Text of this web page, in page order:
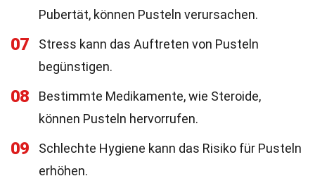
Pubertät, können Pusteln verursachen.
07
Stress kann das Auftreten von Pusteln
begünstigen.
08
Bestimmte Medikamente, wie Steroide,
können Pusteln hervorrufen.
09
Schlechte Hygiene kann das Risiko für Pusteln
erhöhen.